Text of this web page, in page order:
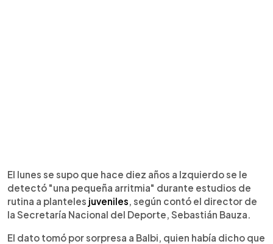
El lunes se supo que hace diez años a Izquierdo se le
detectó "una pequeña arritmia" durante estudios de
rutina a planteles juveniles , según contó el director de
la Secretaría Nacional del Deporte, Sebastián Bauza.
El dato tomó por sorpresa a Balbi, quien había dicho que